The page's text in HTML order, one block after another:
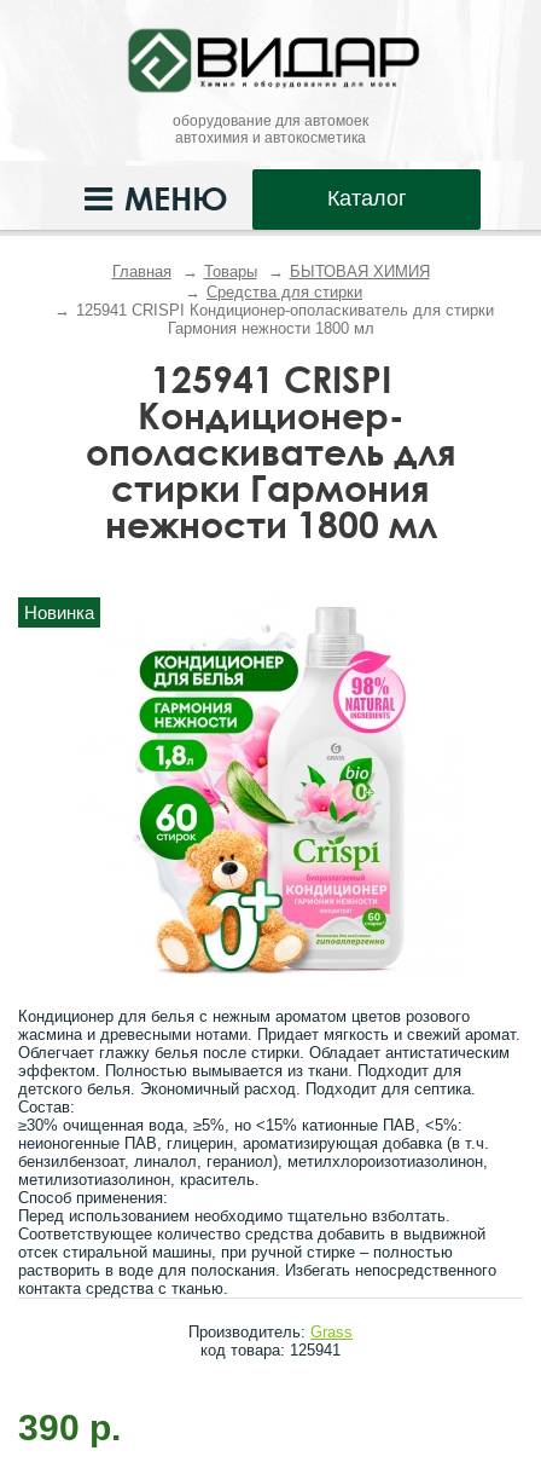
оборудование для автомоек
автохимия и автокосметика
Каталог
МЕНЮ
Главная Товары
БЫТОВАЯ ХИМИЯ
Средства для стирки
125941 CRISPI Кондиционер-ополаскиватель для стирки
Гармония нежности 1800 мл
125941 CRISPI
Кондиционер-
ополаскиватель для
стирки Гармония
нежности 1800 мл
Новинка
Кондиционер для белья с нежным ароматом цветов розового
жасмина и древесными нотами. Придает мягкость и свежий аромат.
Облегчает глажку белья после стирки. Обладает антистатическим
эффектом. Полностью вымывается из ткани. Подходит для
детского белья. Экономичный расход. Подходит для септика.
Состав:
≥30% очищенная вода, ≥5%, но <15% катионные ПАВ, <5%:
неионогенные ПАВ, глицерин, ароматизирующая добавка (в т.ч.
бензилбензоат, линалол, гераниол), метилхлороизотиазолинон,
метилизотиазолинон, краситель.
Способ применения:
Перед использованием необходимо тщательно взболтать.
Соответствующее количество средства добавить в выдвижной
отсек стиральной машины, при ручной стирке – полностью
растворить в воде для полоскания. Избегать непосредственного
контакта средства с тканью.
Производитель: Grass
код товара: 125941
390 р.